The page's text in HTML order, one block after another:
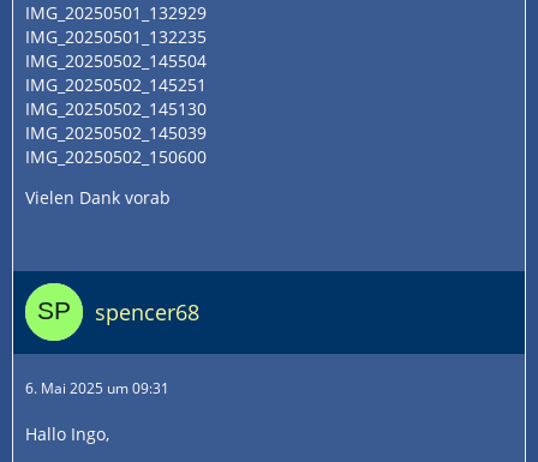
IMG_20250501_132929
IMG_20250501_132235
IMG_20250502_145504
IMG_20250502_145251
IMG_20250502_145130
IMG_20250502_145039
IMG_20250502_150600
Vielen Dank vorab
spencer68
6. Mai 2025 um 09:31
Hallo Ingo,